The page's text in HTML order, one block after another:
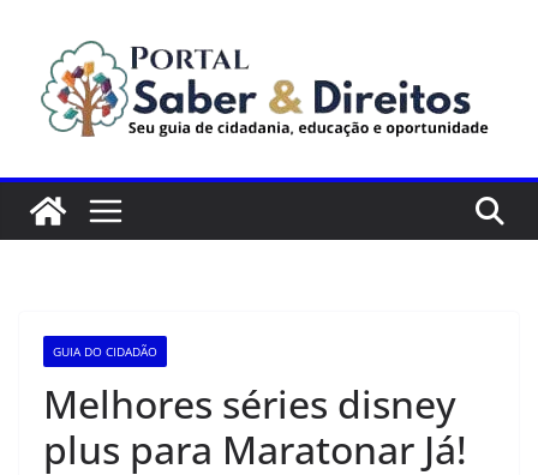
conteúdo
GUIA DO CIDADÃO
Melhores séries disney
plus para Maratonar Já!